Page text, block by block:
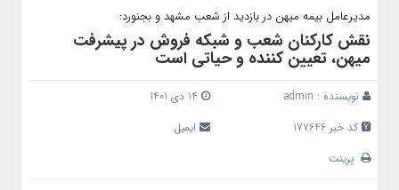
مدیرعامل بیمه میهن در بازدید از شعب مشهد و بجنورد:
نقش کارکنان شعب و شبکه فروش در پیشرفت
میهن، تعیین کننده و حیاتی است
نویسنده : admin
کد خبر 177646
ایمیل
پرینت